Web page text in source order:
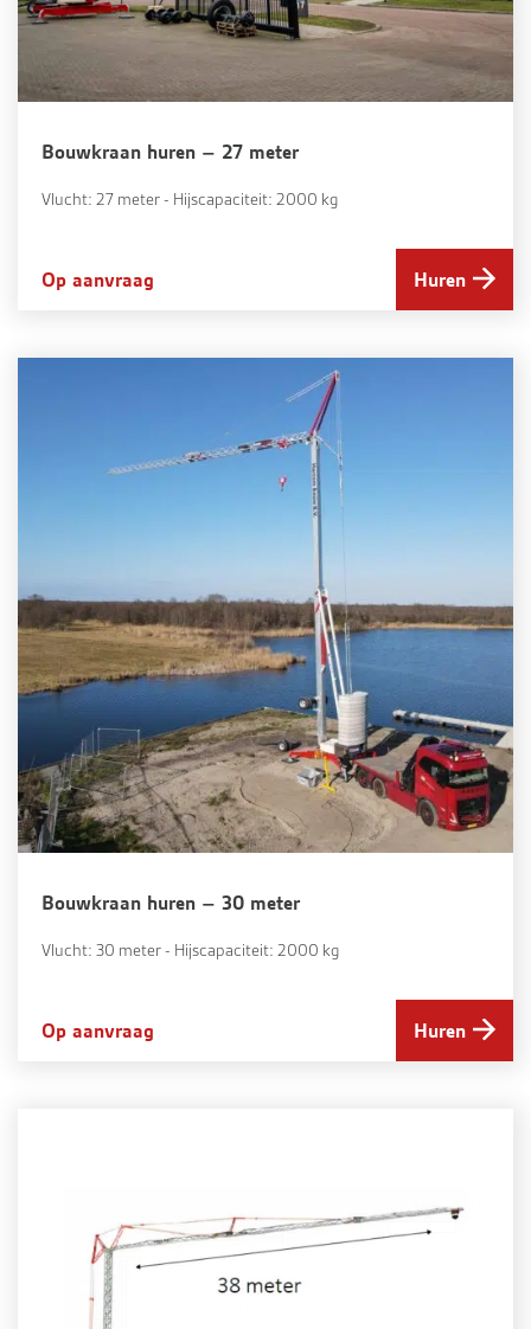
Bouwkraan huren – 27 meter
Vlucht: 27 meter - Hijscapaciteit: 2000 kg
Op aanvraag Huren
Bouwkraan huren – 30 meter
Vlucht: 30 meter - Hijscapaciteit: 2000 kg
Op aanvraag Huren